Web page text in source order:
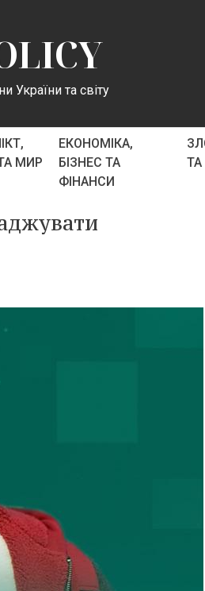
України та світу
МИР
ЕКОНОМІКА,
БІЗНЕС ТА
ФІНАНСИ